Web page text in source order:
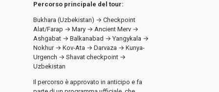
Percorso principale del tour:
Bukhara (Uzbekistan) → Checkpoint
Alat/Farap → Mary → Ancient Merv →
Ashgabat → Balkanabad → Yangykala →
Nokhur → Kov-Ata → Darvaza → Kunya-
Urgench → Shavat checkpoint →
Uzbekistan
Il percorso è approvato in anticipo e fa